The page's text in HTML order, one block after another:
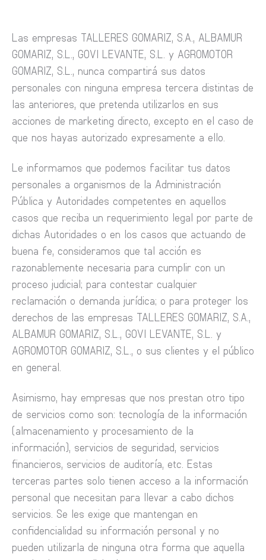
Las empresas TALLERES GOMARIZ, S.A., ALBAMUR
GOMARIZ, S.L., GOVI LEVANTE, S.L. y AGROMOTOR
GOMARIZ, S.L., nunca compartirá sus datos
personales con ninguna empresa tercera distintas de
las anteriores, que pretenda utilizarlos en sus
acciones de marketing directo, excepto en el caso de
que nos hayas autorizado expresamente a ello.
Le informamos que podemos facilitar tus datos
personales a organismos de la Administración
Pública y Autoridades competentes en aquellos
casos que reciba un requerimiento legal por parte de
dichas Autoridades o en los casos que actuando de
buena fe, consideramos que tal acción es
razonablemente necesaria para cumplir con un
proceso judicial; para contestar cualquier
reclamación o demanda jurídica; o para proteger los
derechos de las empresas TALLERES GOMARIZ, S.A.,
ALBAMUR GOMARIZ, S.L., GOVI LEVANTE, S.L. y
AGROMOTOR GOMARIZ, S.L., o sus clientes y el público
en general.
Asimismo, hay empresas que nos prestan otro tipo
de servicios como son: tecnología de la información
(almacenamiento y procesamiento de la
información), servicios de seguridad, servicios
financieros, servicios de auditoría, etc. Estas
terceras partes solo tienen acceso a la información
personal que necesitan para llevar a cabo dichos
servicios. Se les exige que mantengan en
confidencialidad su información personal y no
pueden utilizarla de ninguna otra forma que aquella